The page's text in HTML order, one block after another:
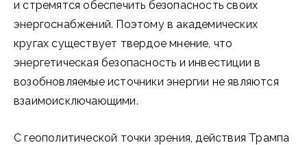
и стремятся обеспечить безопасность своих
энергоснабжений. Поэтому в академических
кругах существует твердое мнение, что
энергетическая безопасность и инвестиции в
возобновляемые источники энергии не являются
взаимоисключающими.
С геополитической точки зрения, действия Трампа